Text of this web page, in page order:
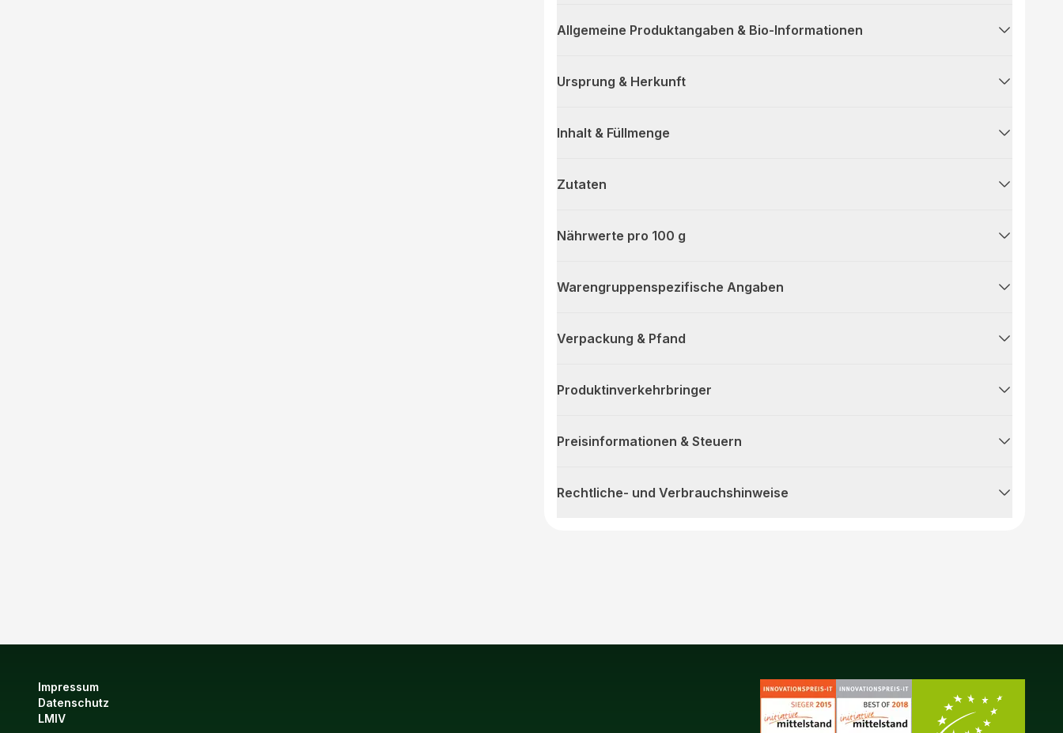
Allgemeine Produktangaben & Bio-Informationen
Ursprung & Herkunft
Inhalt & Füllmenge
Zutaten
Nährwerte pro 100 g
Warengruppenspezifische Angaben
Verpackung & Pfand
Produktinverkehrbringer
Preisinformationen & Steuern
Rechtliche- und Verbrauchshinweise
Impressum
Datenschutz
LMIV